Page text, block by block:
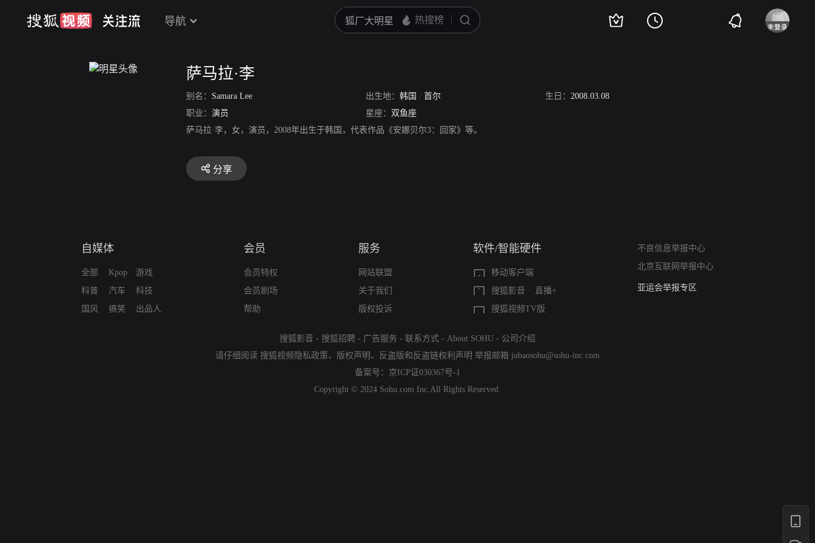
导航
萨马拉·李
别名： Samara Lee 出生地： 韩国 / 首尔 生日： 2008.03.08
职业： 演员 星座： 双鱼座
萨马拉·李，女，演员，2008年出生于韩国，代表作品《安娜贝尔3：回家》等。
分享
自媒体
全部
科普
国风
Kpop
汽车
搞笑
游戏
科技
出品人
会员
会员特权
会员剧场
帮助
服务
网站联盟
关于我们
版权投诉
软件/智能硬件
移动客户端
搜狐影音
直播+
搜狐视频TV版
不良信息举报中心
北京互联网举报中心
算法推荐专项举报
亚运会举报专区
搜狐影音 - 搜狐招聘 - 广告服务 - 联系方式 - About SOHU - 公司介绍
请仔细阅读 搜狐视频隐私政策、 版权声明 、 反盗版和反盗链权利声明 举报邮箱 jubaosohu@sohu-inc.com
备案号： 京ICP证030367号-1
Copyright © 2024 Sohu.com Inc.All Rights Reserved.